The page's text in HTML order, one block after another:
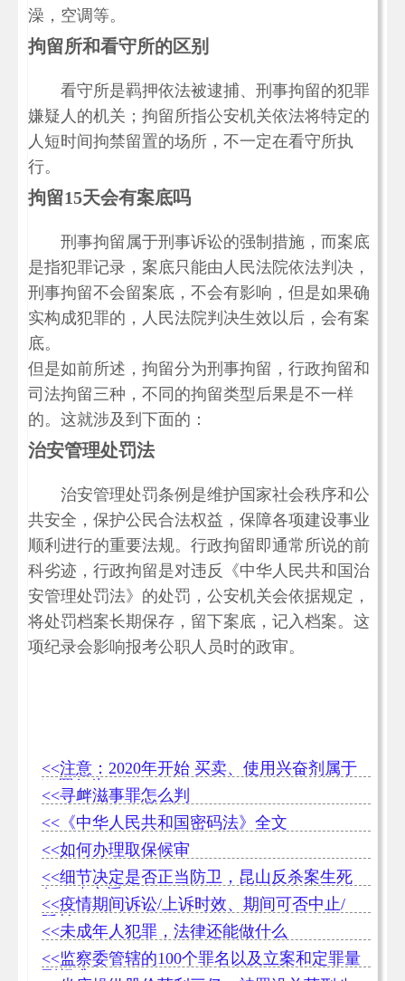
澡，空调等。
拘留所和看守所的区别
看守所是羁押依法被逮捕、刑事拘留的犯罪
嫌疑人的机关；拘留所指公安机关依法将特定的
人短时间拘禁留置的场所，不一定在看守所执
行。
拘留15天会有案底吗
刑事拘留属于刑事诉讼的强制措施，而案底
是指犯罪记录，案底只能由人民法院依法判决，
刑事拘留不会留案底，不会有影响，但是如果确
实构成犯罪的，人民法院判决生效以后，会有案
底。
但是如前所述，拘留分为刑事拘留，行政拘留和
司法拘留三种，不同的拘留类型后果是不一样
的。这就涉及到下面的：
治安管理处罚法
治安管理处罚条例是维护国家社会秩序和公
共安全，保护公民合法权益，保障各项建设事业
顺利进行的重要法规。行政拘留即通常所说的前
科劣迹，行政拘留是对违反《中华人民共和国治
安管理处罚法》的处罚，公安机关会依据规定，
将处罚档案长期保存，留下案底，记入档案。这
项纪录会影响报考公职人员时的政审。
<<注意：2020年开始 买卖、使用兴奋剂属于
犯罪行为
<<寻衅滋事罪怎么判
<<《中华人民共和国密码法》全文
<<如何办理取保候审
<<细节决定是否正当防卫，昆山反杀案生死
仅一步之遥
<<疫情期间诉讼/上诉时效、期间可否中止/
延长
<<未成年人犯罪，法律还能做什么
<<监察委管辖的100个罪名以及立案和定罪量
刑标准